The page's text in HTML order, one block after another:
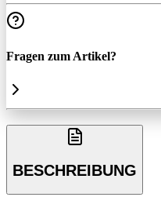
Fragen zum Artikel?
BESCHREIBUNG